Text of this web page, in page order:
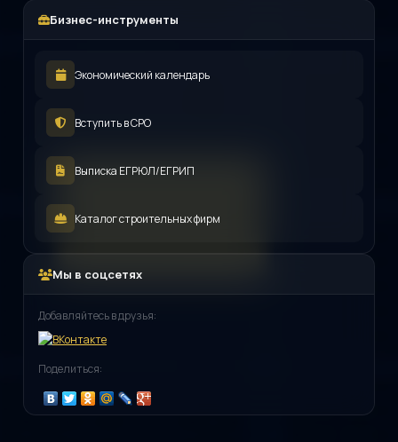
Бизнес-инструменты
Экономический календарь
Вступить в СРО
Выписка ЕГРЮЛ/ЕГРИП
Каталог строительных фирм
Мы в соцсетях
Добавляйтесь в друзья:
Поделиться: